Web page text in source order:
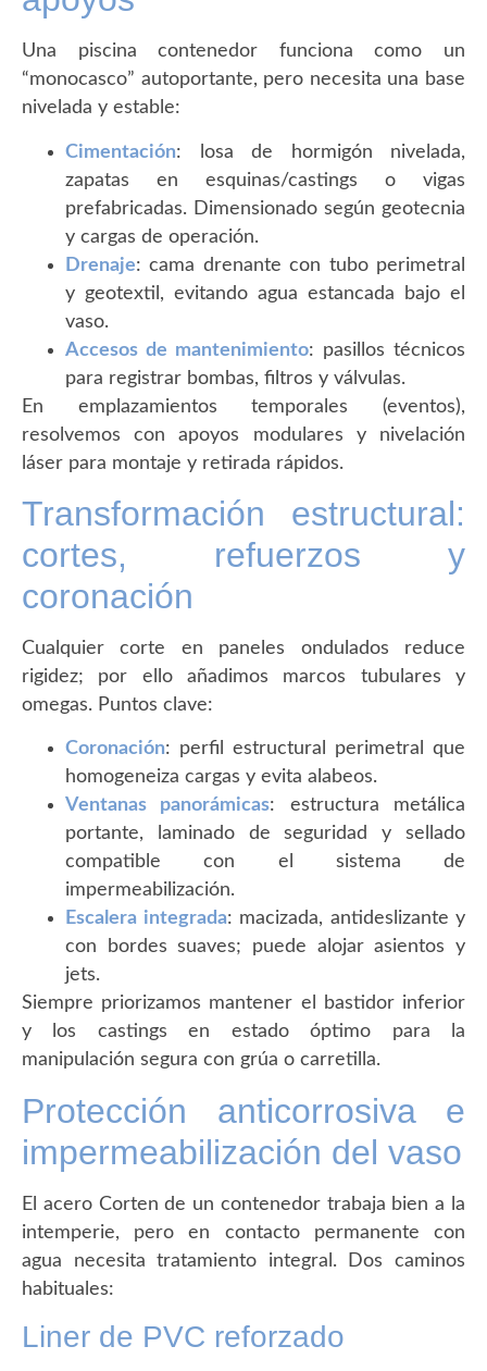
Una piscina contenedor funciona como un
“monocasco” autoportante, pero necesita una base
nivelada y estable:
Cimentación: losa de hormigón nivelada,
zapatas en esquinas/castings o vigas
prefabricadas. Dimensionado según geotecnia
y cargas de operación.
Drenaje: cama drenante con tubo perimetral
y geotextil, evitando agua estancada bajo el
vaso.
Accesos de mantenimiento: pasillos técnicos
para registrar bombas, filtros y válvulas.
En emplazamientos temporales (eventos),
resolvemos con apoyos modulares y nivelación
láser para montaje y retirada rápidos.
Transformación estructural:
cortes, refuerzos y
coronación
Cualquier corte en paneles ondulados reduce
rigidez; por ello añadimos marcos tubulares y
omegas. Puntos clave:
Coronación: perfil estructural perimetral que
homogeneiza cargas y evita alabeos.
Ventanas panorámicas: estructura metálica
portante, laminado de seguridad y sellado
compatible con el sistema de
impermeabilización.
Escalera integrada: macizada, antideslizante y
con bordes suaves; puede alojar asientos y
jets.
Siempre priorizamos mantener el bastidor inferior
y los castings en estado óptimo para la
manipulación segura con grúa o carretilla.
Protección anticorrosiva e
impermeabilización del vaso
El acero Corten de un contenedor trabaja bien a la
intemperie, pero en contacto permanente con
agua necesita tratamiento integral. Dos caminos
habituales:
Liner de PVC reforzado